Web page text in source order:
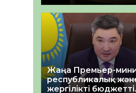
Жаңа Премьер-
республикалық
жергілікті бюджетті